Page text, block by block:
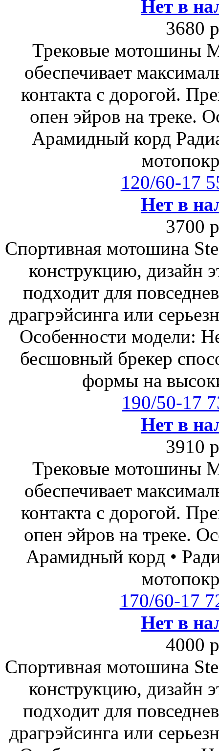
Нет в
3680
Трековые мотошины
обеспечивает
контакта с дорогой.
опен эйров на треке.
Арамидный корд
120/60-17
Нет в
3700
Спортивная мотошина
конструкцию, дизайн
подходит для
драгрэйсинга или
Особенности модели:
бесшовный брекер
формы на
190/50-17
Нет в
3910
Трековые мотошины
обеспечивает
контакта с дорогой.
опен эйров на треке.
Арамидный корд •
170/60-17
Нет в
4000
Спортивная мотошина
конструкцию, дизайн
подходит для
драгрэйсинга или